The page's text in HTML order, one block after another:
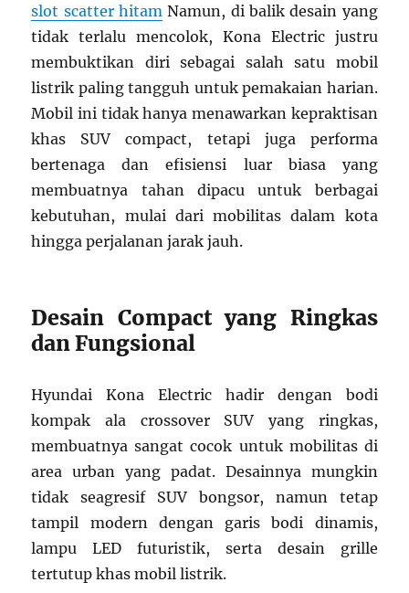
slot scatter hitam Namun, di balik desain yang
tidak terlalu mencolok, Kona Electric justru
membuktikan diri sebagai salah satu mobil
listrik paling tangguh untuk pemakaian harian.
Mobil ini tidak hanya menawarkan kepraktisan
khas SUV compact, tetapi juga performa
bertenaga dan efisiensi luar biasa yang
membuatnya tahan dipacu untuk berbagai
kebutuhan, mulai dari mobilitas dalam kota
hingga perjalanan jarak jauh.
Desain Compact yang Ringkas
dan Fungsional
Hyundai Kona Electric hadir dengan bodi
kompak ala crossover SUV yang ringkas,
membuatnya sangat cocok untuk mobilitas di
area urban yang padat. Desainnya mungkin
tidak seagresif SUV bongsor, namun tetap
tampil modern dengan garis bodi dinamis,
lampu LED futuristik, serta desain grille
tertutup khas mobil listrik.